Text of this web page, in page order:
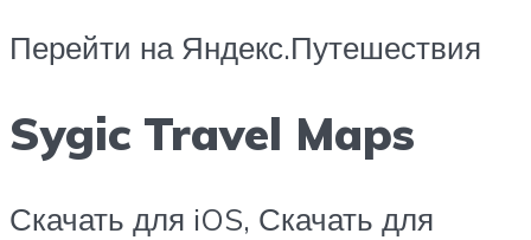
Перейти на Яндекс.Путешествия
Sygic Travel Maps
Скачать для iOS, Скачать для